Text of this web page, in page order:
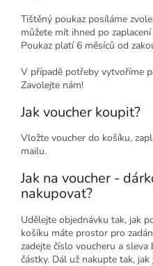
Tištěný poukaz posíláme
můžete mít ihned po
Poukaz platí 6 měsíců od
V případě potřeby vytvoříme
Zavolejte nám!
Jak voucher koupit?
Vložte voucher do košíku,
mailu.
Jak na voucher -
nakupovat?
Udělejte objednávku tak, jak
košíku máte prostor pro
zadejte číslo voucheru a
částky. Dál už nakupte tak,